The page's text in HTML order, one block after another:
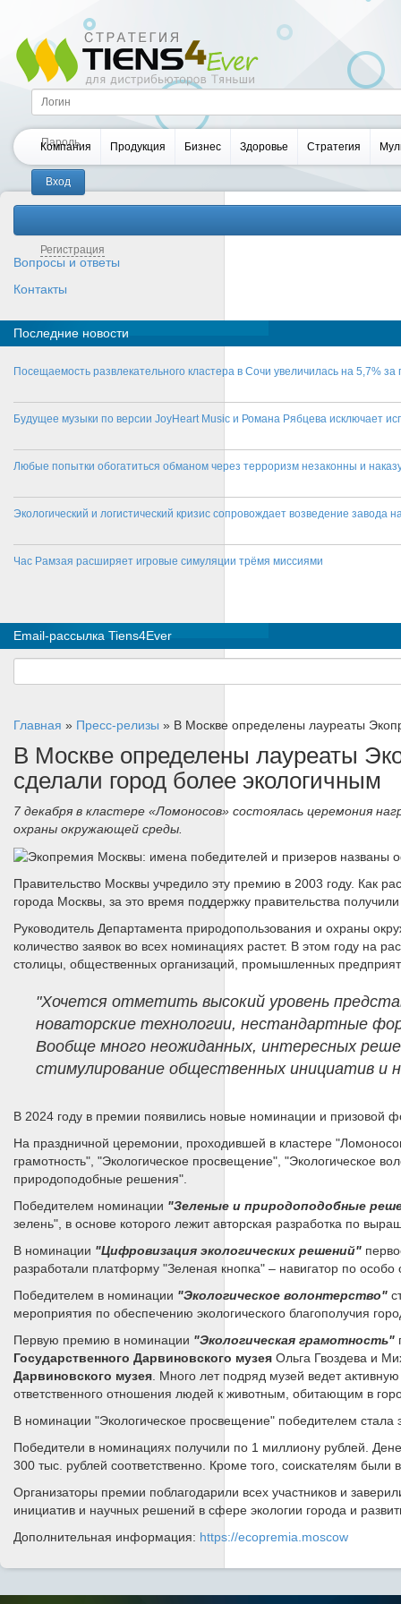
Регистрация
Компания Продукция Бизнес Здоровье Стратегия
Вопросы и ответы
Контакты
Последние новости
Посещаемость развлекательного кластера в Сочи увеличилась на 5,7% за
Будущее музыки по версии JoyHeart Music и Романа Рябцева исключает
Любые попытки обогатиться обманом через терроризм незаконны и
Экологический и логистический кризис сопровождает возведение завода
Час Рамзая расширяет игровые симуляции трёмя миссиями
Email-рассылка Tiens4Ever
Главная » Пресс-релизы » В Москве определены лауреаты
В Москве определены лауреаты
сделали город более экологичным
7 декабря в кластере «Ломоносов» состоялась церемония
охраны окружающей среды.
Правительство Москвы учредило эту премию в 2003 году. Как
города Москвы, за это время поддержку правительства
Руководитель Департамента природопользования и охраны
количество заявок во всех номинациях растет. В этом году на
столицы, общественных организаций, промышленных
"Хочется отметить высокий уровень
новаторские технологии, нестандартные
Вообще много неожиданных, интересных
стимулирование общественных инициатив и
В 2024 году в премии появились новые номинации и призовой
На праздничной церемонии, проходившей в кластере
грамотность", "Экологическое просвещение", "Экологическое
природоподобные решения".
Победителем номинации "Зеленые и природоподобные
зелень", в основе которого лежит авторская разработка по
В номинации "Цифровизация экологических решений"
разработали платформу "Зеленая кнопка" – навигатор по
Победителем в номинации "Экологическое волонтерство"
мероприятия по обеспечению экологического благополучия
Первую премию в номинации "Экологическая грамотность"
Государственного Дарвиновского музея Ольга Гвоздева и
Дарвиновского музея. Много лет подряд музей ведет
ответственного отношения людей к животным, обитающим в
В номинации "Экологическое просвещение" победителем
Победители в номинациях получили по 1 миллиону рублей.
300 тыс. рублей соответственно. Кроме того, соискателям
Организаторы премии поблагодарили всех участников и
инициатив и научных решений в сфере экологии города и
Дополнительная информация: https://ecopremia.moscow